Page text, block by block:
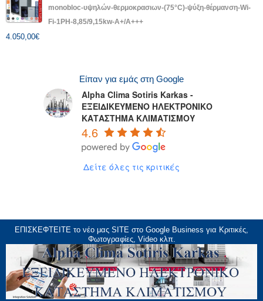
monobloc-υψηλών-θερμοκρασιων-(75°C)-ψύξη-θέρμανση-Wi-
Fi-1PH-8,85/9,15kw-A+/A+++
4.050,00€
Είπαν για εμάς στη Google
Alpha Clima Sotiris Karkas -
ΕΞΕΙΔΙΚΕΥΜΕΝΟ ΗΛΕΚΤΡΟΝΙΚΟ
ΚΑΤΑΣΤΗΜΑ ΚΛΙΜΑΤΙΣΜΟΥ
4.6
Δείτε όλες τις κριτικές
ΕΠΙΣΚΕΦΤΕΙΤΕ το νέο μας SITE στο Google Business για Κριτικές,
Φωτογραφίες, Video κλπ.